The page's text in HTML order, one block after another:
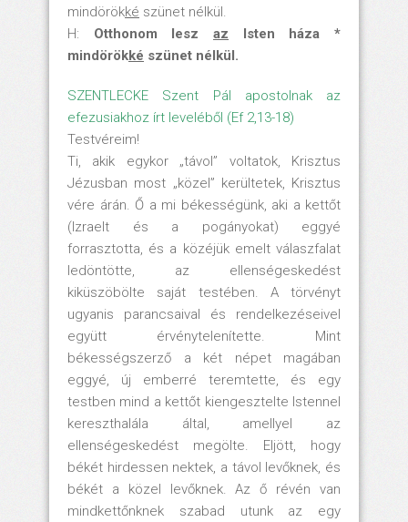
mindörökké szünet nélkül.
H: Otthonom leszaz Isten háza *
mindörökké szünet nélkül.
SZENTLECKE Szent Pál apostolnak az
efezusiakhoz írt leveléből (Ef 2,13-18)
Testvéreim!
Ti, akik egykor „távol” voltatok, Krisztus
Jézusban most „közel” kerültetek, Krisztus
vére árán. Ő a mi békességünk, aki a kettőt
(Izraelt és a pogányokat) eggyé
forrasztotta, és a közéjük emelt válaszfalat
ledöntötte, az ellenségeskedést
kiküszöbölte saját testében. A törvényt
ugyanis parancsaival és rendelkezéseivel
együtt érvénytelenítette. Mint
békességszerző a két népet magában
eggyé, új emberré teremtette, és egy
testben mind a kettőt kiengesztelte Istennel
kereszthalála által, amellyel az
ellenségeskedést megölte. Eljött, hogy
békét hirdessen nektek, a távol levőknek, és
békét a közel levőknek. Az ő révén van
mindkettőnknek szabad utunk az egy